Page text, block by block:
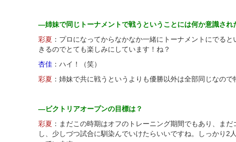
—姉妹で同じトーナメントで戦うということには何か意識され
彩夏 ：プロになってからなかなか一緒にトーナメントにでる
きるのでとても楽しみにしています！ね？
杏佳 ：ハイ！（笑）
彩夏 ：姉妹で共に戦うというよりも優勝以外は全部同じなの
—ビクトリアオープンの目標は？
彩夏 ：まだこの時期はオフのトレーニング期間でもあり、ま
し、少しづつ試合に馴染んでいけたらいいですね。しっかり2